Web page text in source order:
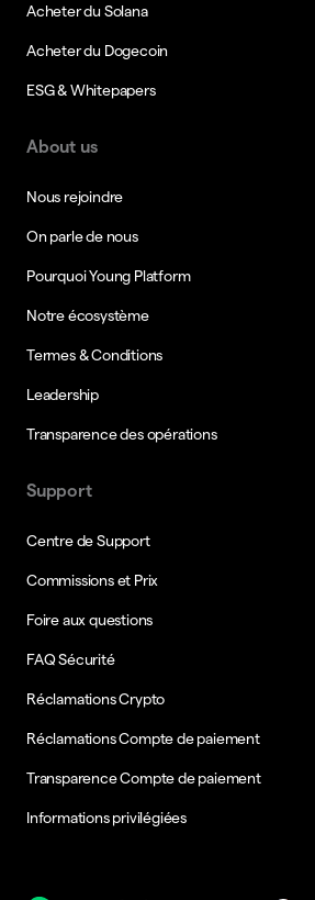
Acheter du Solana
Acheter du Dogecoin
ESG & Whitepapers
About us
Nous rejoindre
On parle de nous
Pourquoi Young Platform
Notre écosystème
Termes & Conditions
Leadership
Transparence des opérations
Support
Centre de Support
Commissions et Prix
Foire aux questions
FAQ Sécurité
Réclamations Crypto
Réclamations Compte de paiement
Transparence Compte de paiement
Informations privilégiées